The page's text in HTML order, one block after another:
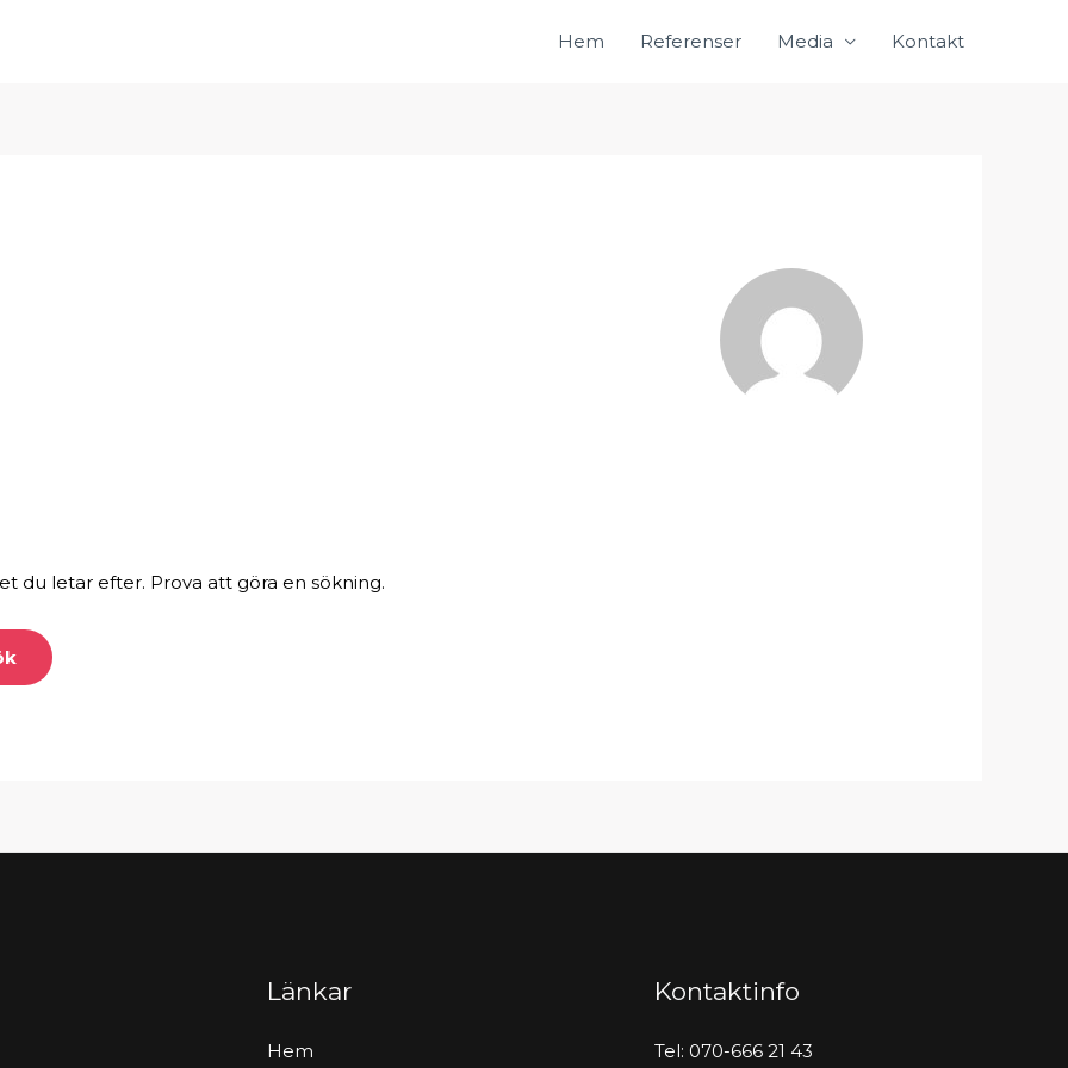
Hem Referenser Media Kontakt
du letar efter. Prova att göra en sökning.
Länkar
Hem
Kontaktinfo
Tel: 070-666 21 43